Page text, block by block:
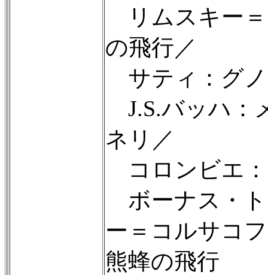
リムスキー
の飛行／
サティ：グ
J.S.バッハ：
ネリ／
コロンビエ
ボーナス・
ー＝コルサコ
熊蜂の飛行